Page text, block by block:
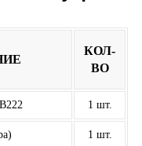
КОЛ-
ВО
1 шт.
1 шт.